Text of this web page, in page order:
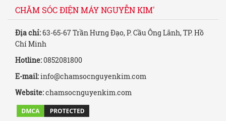
CHĂM SÓC ĐIỆN MÁY NGUYỄN KIM'
Địa chỉ:63-65-67 Trần Hưng Đạo, P. Cầu Ông Lãnh, TP. Hồ
Chí Minh
Hotline:0852081800
E-mail:info@chamsocnguyenkim.com
Website:chamsocnguyenkim.com